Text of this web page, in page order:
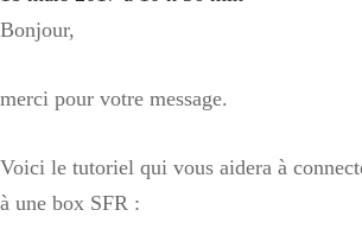
Bonjour,
merci pour votre message.
Voici le tutoriel qui vous aidera à
à une box SFR :